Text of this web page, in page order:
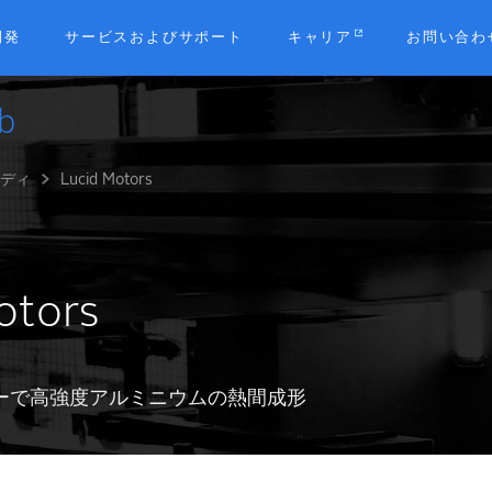
発 サービスおよびサポート キャリア お問い合わ
ィ Lucid Motors
で高強度アルミニウムの熱間成形